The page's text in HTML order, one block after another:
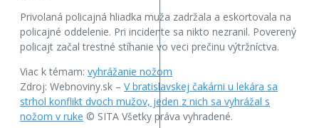
Privolaná policajná hliadka muža zadržala a eskortovala na
policajné oddelenie. Pri incidente sa nikto nezranil. Poverený
policajt začal trestné stíhanie vo veci prečinu výtržníctva.
Viac k témam: vyhrážanie nožom
Zdroj: Webnoviny.sk – V bratislavskej čakárni u lekára sa
strhol konflikt dvoch mužov, jeden z nich sa vyhrážal s
nožom v ruke © SITA Všetky práva vyhradené.